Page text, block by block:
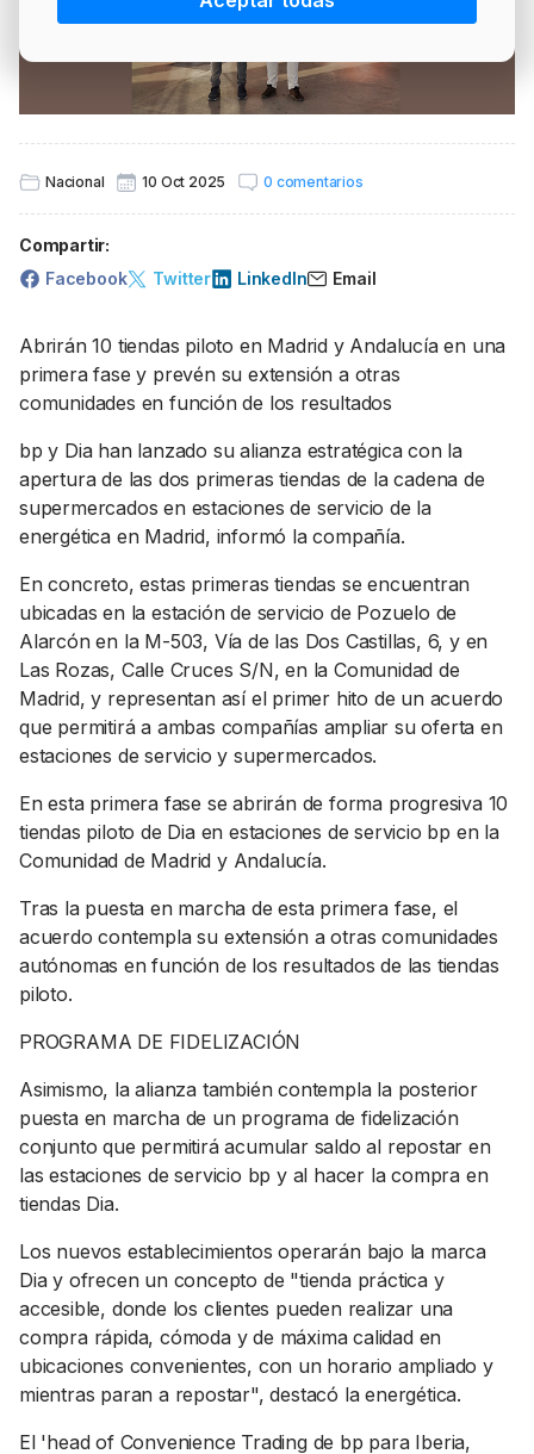
Nacional 10 Oct 2025 0 comentarios
Compartir:
Facebook
Twitter LinkedIn Email
Abrirán 10 tiendas piloto en Madrid y Andalucía en una
primera fase y prevén su extensión a otras
comunidades en función de los resultados
bp y Dia han lanzado su alianza estratégica con la
apertura de las dos primeras tiendas de la cadena de
supermercados en estaciones de servicio de la
energética en Madrid, informó la compañía.
En concreto, estas primeras tiendas se encuentran
ubicadas en la estación de servicio de Pozuelo de
Alarcón en la M-503, Vía de las Dos Castillas, 6, y en
Las Rozas, Calle Cruces S/N, en la Comunidad de
Madrid, y representan así el primer hito de un acuerdo
que permitirá a ambas compañías ampliar su oferta en
estaciones de servicio y supermercados.
En esta primera fase se abrirán de forma progresiva 10
tiendas piloto de Dia en estaciones de servicio bp en la
Comunidad de Madrid y Andalucía.
Tras la puesta en marcha de esta primera fase, el
acuerdo contempla su extensión a otras comunidades
autónomas en función de los resultados de las tiendas
piloto.
PROGRAMA DE FIDELIZACIÓN
Asimismo, la alianza también contempla la posterior
puesta en marcha de un programa de fidelización
conjunto que permitirá acumular saldo al repostar en
las estaciones de servicio bp y al hacer la compra en
tiendas Dia.
Los nuevos establecimientos operarán bajo la marca
Dia y ofrecen un concepto de "tienda práctica y
accesible, donde los clientes pueden realizar una
compra rápida, cómoda y de máxima calidad en
ubicaciones convenientes, con un horario ampliado y
mientras paran a repostar", destacó la energética.
El 'head of Convenience Trading de bp para Iberia,
NEWSLETTER
LÍDERES EQUIPAMIENTOS Y SERVICIOS DEL
TABLÓN Y MARKETPLACE
GSO AGRÍCOLA
GSO PROFESIONAL
MOD. 500-503
LÍDERES EQUIPAMIENTOS Y SERVICIOS SECTOR